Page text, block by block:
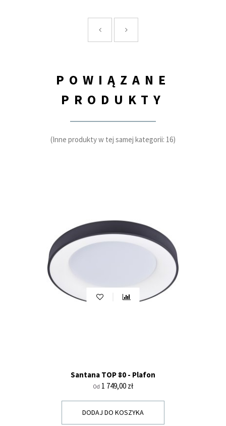
POWIĄZANE
PRODUKTY
(Inne produkty w tej samej kategorii: 16)
Santana TOP 80 - Plafon
Od Cena
1 749,00 zł
DODAJ DO KOSZYKA